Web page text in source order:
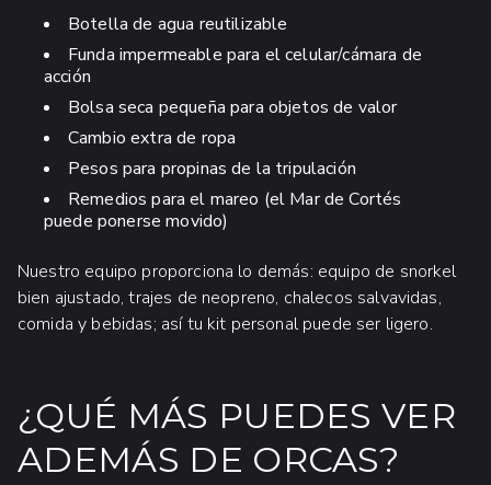
Botella de agua reutilizable
Funda impermeable para el celular/cámara de
acción
Bolsa seca pequeña para objetos de valor
Cambio extra de ropa
Pesos para propinas de la tripulación
Remedios para el mareo (el Mar de Cortés
puede ponerse movido)
Nuestro equipo proporciona lo demás: equipo de snorkel
bien ajustado, trajes de neopreno, chalecos salvavidas,
comida y bebidas; así tu kit personal puede ser ligero.
¿QUÉ MÁS PUEDES VER
ADEMÁS DE ORCAS?